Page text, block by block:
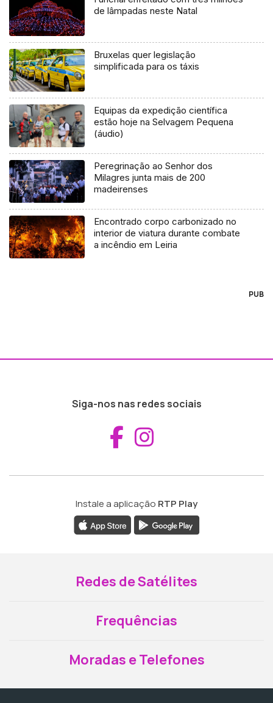
de lâmpadas neste Natal
Bruxelas quer legislação
simplificada para os táxis
Equipas da expedição científica
estão hoje na Selvagem Pequena
(áudio)
Peregrinação ao Senhor dos
Milagres junta mais de 200
madeirenses
Encontrado corpo carbonizado no
interior de viatura durante combate
a incêndio em Leiria
PUB
Siga-nos nas redes sociais
Aceder ao
Instale a aplicação RTP Play
Redes de Satélites
Frequências
Moradas e Telefones